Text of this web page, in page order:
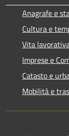
Anagrafe e
Cultura e
Vita
Imprese e
Catasto e
Mobilità e